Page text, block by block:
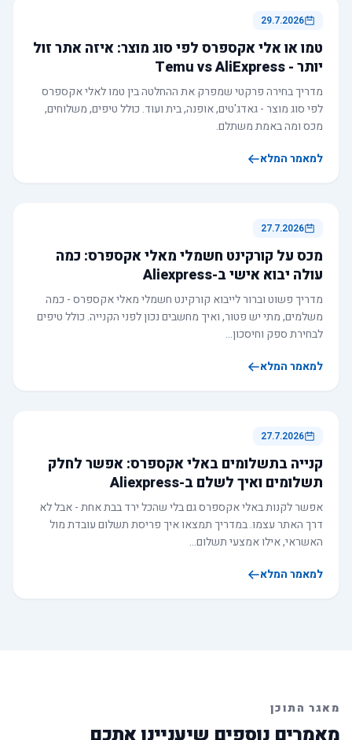
29.7.2026
טמו או אלי אקספרס לפי סוג מוצר: איזה אתר זול
יותר - Temu vs AliExpress
מדריך בחירה פרקטי שמפרק את ההחלטה בין טמו לאלי אקספרס
לפי סוג מוצר - גאדג'טים, אופנה, בית ועוד. כולל טיפים, משלוחים,
מכס ומה באמת משתלם.
למאמר המלא
27.7.2026
מכס על קורקינט חשמלי מאלי אקספרס: כמה
עולה יבוא אישי ב-Aliexpress
מדריך פשוט וברור לייבוא קורקינט חשמלי מאלי אקספרס - כמה
משלמים, מתי יש פטור, ואיך מחשבים נכון לפני הקנייה. כולל טיפים
לבחירת ספק וחיסכון…
למאמר המלא
27.7.2026
קנייה בתשלומים באלי אקספרס: אפשר לחלק
תשלומים ואיך לשלם ב-Aliexpress
אפשר לקנות באלי אקספרס גם בלי שהכל ירד בבת אחת - אבל לא
דרך האתר עצמו. במדריך תמצאו איך פריסת תשלום עובדת מול
האשראי, אילו אמצעי תשלום…
למאמר המלא
מאגר התוכן